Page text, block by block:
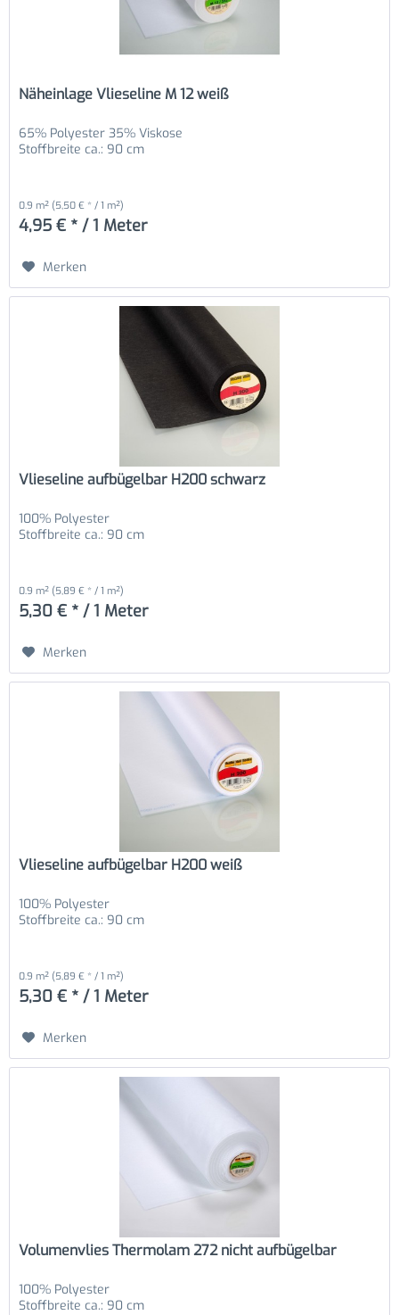
Näheinlage Vlieseline M 12 weiß
65% Polyester 35% Viskose
Stoffbreite ca.: 90 cm
0.9 m² (5,50 € * / 1 m²)
4,95 € * / 1 Meter
Merken
Vlieseline aufbügelbar H200 schwarz
100% Polyester
Stoffbreite ca.: 90 cm
0.9 m² (5,89 € * / 1 m²)
5,30 € * / 1 Meter
Merken
Vlieseline aufbügelbar H200 weiß
100% Polyester
Stoffbreite ca.: 90 cm
0.9 m² (5,89 € * / 1 m²)
5,30 € * / 1 Meter
Merken
Volumenvlies Thermolam 272 nicht aufbügelbar
100% Polyester
Stoffbreite ca.: 90 cm